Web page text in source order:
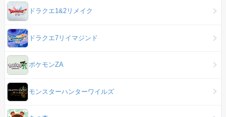
ドラクエ1&2リメイク
ドラクエ7リイマジンド
ポケモンZA
モンスターハンターワイルズ